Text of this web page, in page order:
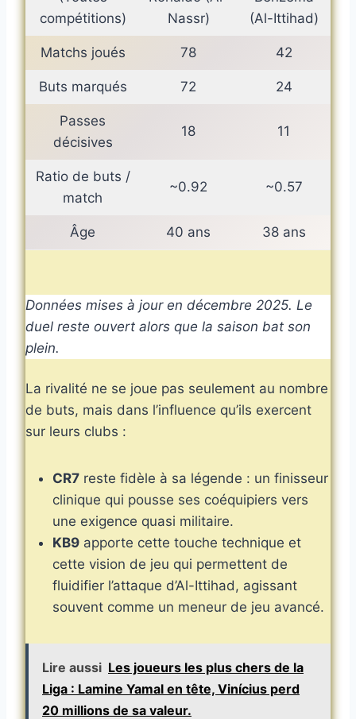
compétitions)
Nassr)
(Al-Ittihad)
Matchs joués 78 42
Buts marqués 72 24
Passes
décisives
18 11
Ratio de buts /
match
~0.92 ~0.57
Âge 40 ans 38 ans
Données mises à jour en décembre 2025. Le
duel reste ouvert alors que la saison bat son
plein.
La rivalité ne se joue pas seulement au nombre
de buts, mais dans l’influence qu’ils exercent
sur leurs clubs :
CR7 reste fidèle à sa légende : un finisseur
clinique qui pousse ses coéquipiers vers
une exigence quasi militaire.
KB9 apporte cette touche technique et
cette vision de jeu qui permettent de
fluidifier l’attaque d’Al-Ittihad, agissant
souvent comme un meneur de jeu avancé.
Lire aussi Les joueurs les plus chers de la
Liga : Lamine Yamal en tête, Vinícius perd
20 millions de sa valeur.